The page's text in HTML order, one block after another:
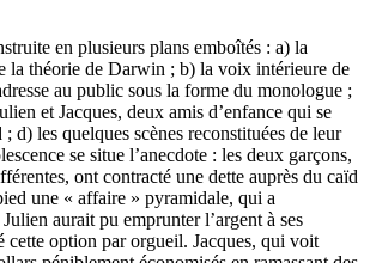
en plusieurs plans emboîtés : a) la
la théorie de Darwin ; b) la voix intérieure de
au public sous la forme du monologue ;
et Jacques, deux amis d’enfance qui se
d) les quelques scènes reconstituées de leur
se situe l’anecdote : les deux garçons,
ont contracté une dette auprès du caïd
une « affaire » pyramidale, qui a
aurait pu emprunter l’argent à ses
cette option par orgueil. Jacques, qui voit